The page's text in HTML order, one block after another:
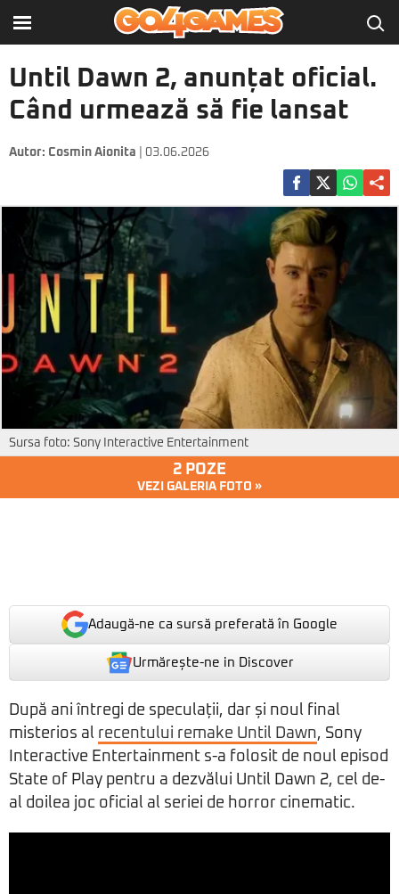
Until Dawn 2, anunțat oficial.
Când urmează să fie lansat
Autor: Cosmin Aionita | 03.06.2026
Sursa foto: Sony Interactive Entertainment
2 POZE
VEZI GALERIA FOTO »
Adaugă-ne ca sursă preferată în Google
Urmărește-ne in Discover
După ani întregi de speculații, dar și noul final
misterios al recentului remake Until Dawn, Sony
Interactive Entertainment s-a folosit de noul episod
State of Play pentru a dezvălui Until Dawn 2, cel de-
al doilea joc oficial al seriei de horror cinematic.